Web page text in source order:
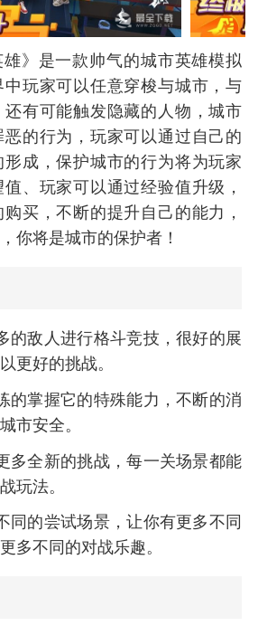
雄》是一款帅气的城市英雄模拟
玩家可以任意穿梭与城市，与
有可能触发隐藏的人物，城市
的行为，玩家可以通过自己的
成，保护城市的行为将为玩家
、玩家可以通过经验值升级，
买，不断的提升自己的能力，
你将是城市的保护者！
的敌人进行格斗竞技，很好的展
更好的挑战。
的掌握它的特殊能力，不断的消
市安全。
多全新的挑战，每一关场景都能
玩法。
同的尝试场景，让你有更多不同
多不同的对战乐趣。